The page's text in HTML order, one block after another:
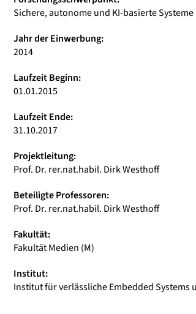
Sichere, autonome und KI-basierte Systeme
Jahr der Einwerbung:
2014
Laufzeit Beginn:
01.01.2015
Laufzeit Ende:
31.10.2017
Projektleitung:
Prof. Dr. rer.nat.habil. Dirk Westhoff
Beteiligte Professoren:
Prof. Dr. rer.nat.habil. Dirk Westhoff
Fakultät:
Fakultät Medien (M)
Institut:
Institut für verlässliche Embedded